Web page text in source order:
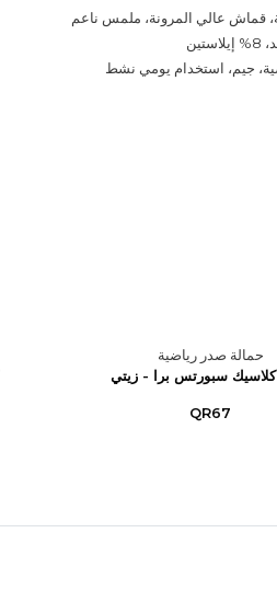
قماش عالي المرونة، ملمس ناعم
جيم، استخدام يومي نشط
حمالة صدر رياضية
سبورتس برا - زيتي
QR67